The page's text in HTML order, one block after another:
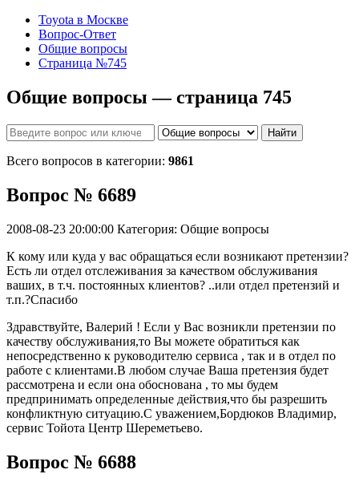
Toyota в Москве
Вопрос-Ответ
Общие вопросы
Страница №745
Общие вопросы — страница 745
Найти
Всего вопросов в категории: 9861
Вопрос № 6689
2008-08-23 20:00:00 Категория: Общие вопросы
К кому или куда у вас обращаться если возникают претензии?
Есть ли отдел отслеживания за качеством обслуживания
ваших, в т.ч. постоянных клиентов? ..или отдел претензий и
т.п.?Спасибо
Здравствуйте, Валерий ! Если у Вас возникли претензии по
качеству обслуживания,то Вы можете обратиться как
непосредственно к руководителю сервиса , так и в отдел по
работе с клиентами.В любом случае Ваша претензия будет
рассмотрена и если она обоснована , то мы будем
предпринимать определенные действия,что бы разрешить
конфликтную ситуацию.С уважением,Бордюков Владимир,
сервис Тойота Центр Шереметьево.
Вопрос № 6688